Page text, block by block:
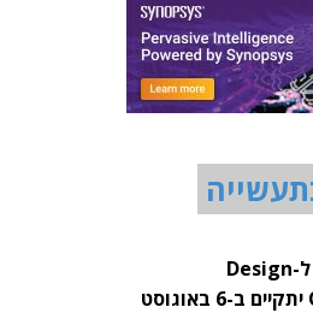
וובינר סינופסיס ל-Design
Optimization יתקיים ב-6 באוגוסט